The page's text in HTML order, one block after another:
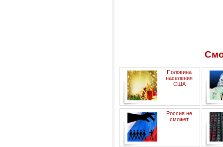
Половина
населения
США
обеспокоилась нехваткой
денег на Рождество
Россия не
сможет